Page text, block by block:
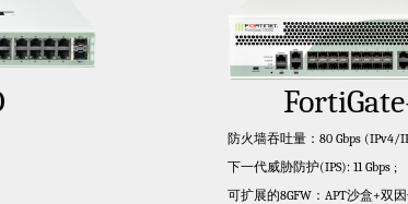
防火墙吞吐量：80 Gbps (IPv4/
下一代威胁防护(IPS): 11 Gbps ;
可扩展的8GFW：APT沙盒+双